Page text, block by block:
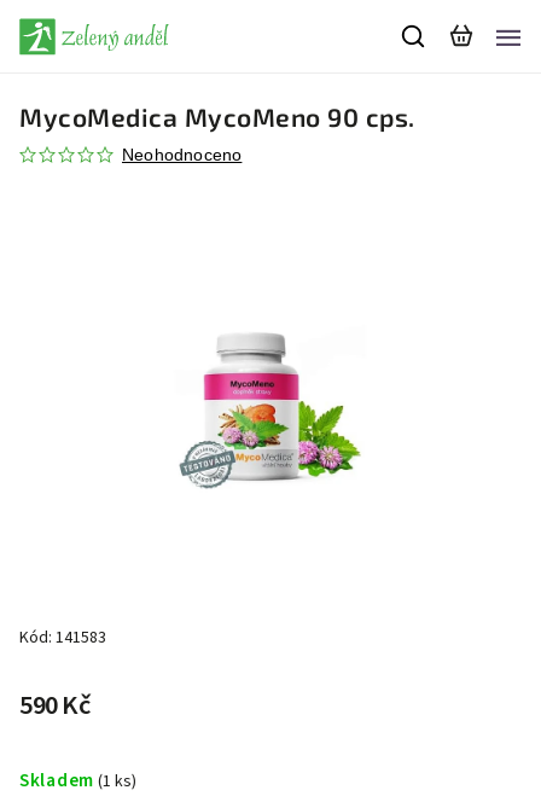
MycoMedica MycoMeno 90 cps.
Neohodnoceno
Kód: 141583
590 Kč
Skladem (1 ks)